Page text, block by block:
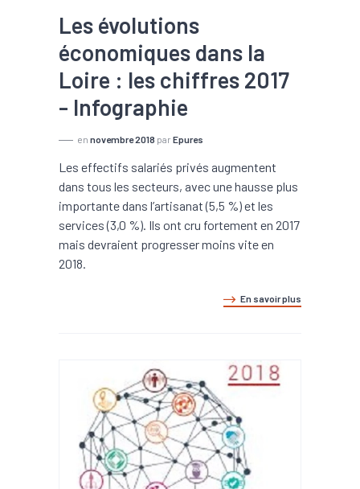
Les évolutions
économiques dans la
Loire : les chiffres 2017
- Infographie
en novembre 2018 par Epures
Les effectifs salariés privés augmentent
dans tous les secteurs, avec une hausse plus
importante dans l’artisanat (5,5 %) et les
services (3,0 %). Ils ont cru fortement en 2017
mais devraient progresser moins vite en
2018.
En savoir plus